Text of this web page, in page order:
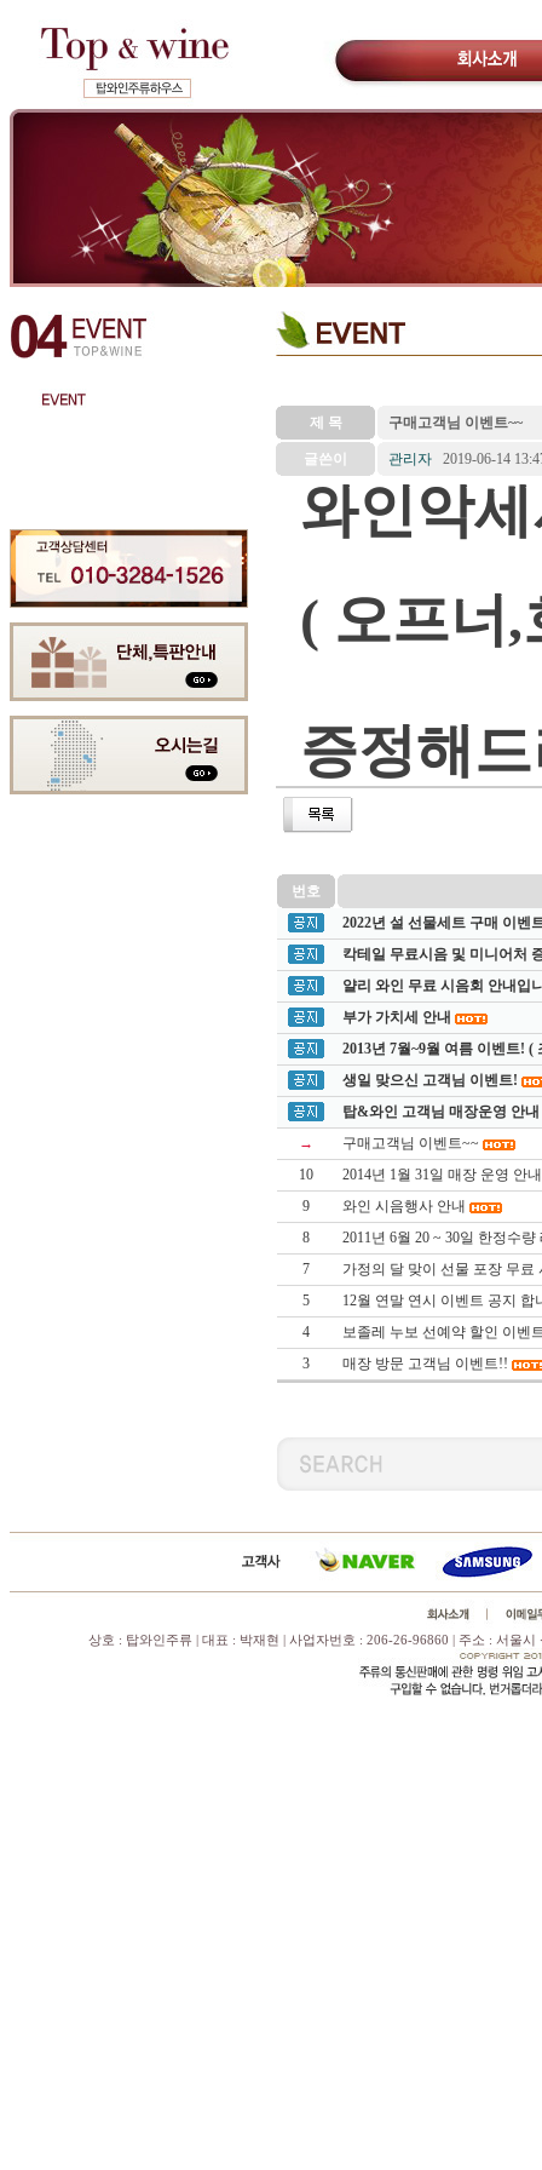
제 목 구매고객님 이벤트~~
글쓴이 관리자 2019-06-14
와인악
( 오프너
증정해
번호
2022년 설 선물세트 구매 이벤
칵테일 무료시음 및 미니어처
얄리 와인 무료 시음회 안내입
부가 가치세 안내
2013년 7월~9월 여름 이벤트! (
생일 맞으신 고객님 이벤트!
탑&와인 고객님 매장운영 안내
→
구매고객님 이벤트~~
10
2014년 1월 31일 매장 운영 안내
9
와인 시음행사 안내
8
2011년 6월 20 ~ 30일 한정수
7
가정의 달 맞이 선물 포장 무료
5
12월 연말 연시 이벤트 공지 합
4
보졸레 누보 선예약 할인 이벤
3
매장 방문 고객님 이벤트!!
상호 : 탑와인주류 | 대표 : 박재현 | 사업자번호 : 206-26-96860 | 주소 : 서울